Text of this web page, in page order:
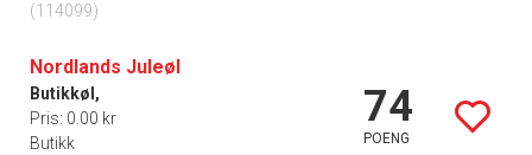
(114099)
Nordlands Juleøl
Butikkøl,
Pris: 0.00 kr
Butikk
74
POENG